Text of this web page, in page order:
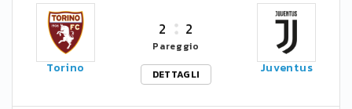
Torino
2 2
Pareggio
DETTAGLI
Juventus